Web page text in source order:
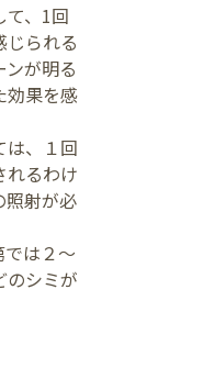
て、1回
じられる
ンが明る
効果を感
は、１回
れるわけ
照射が必
では２～
のシミが